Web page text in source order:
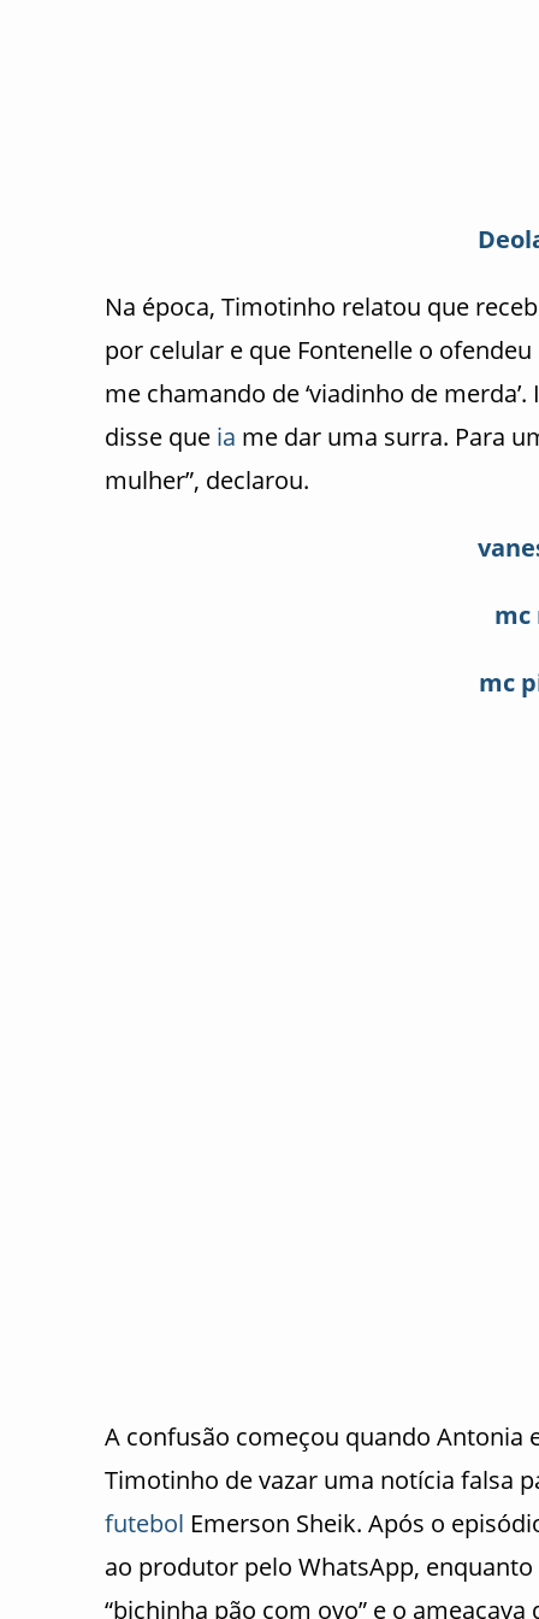
Na época, Timotinho relatou que
por celular e que Fontenelle o
me chamando de ‘viadinho de
disse que ia me dar uma surra. Para
mulher”, declarou.
mc
mc
A confusão começou quando Antonia
Timotinho de vazar uma notícia falsa
futebol Emerson Sheik. Após o
ao produtor pelo WhatsApp,
“bichinha pão com ovo” e o